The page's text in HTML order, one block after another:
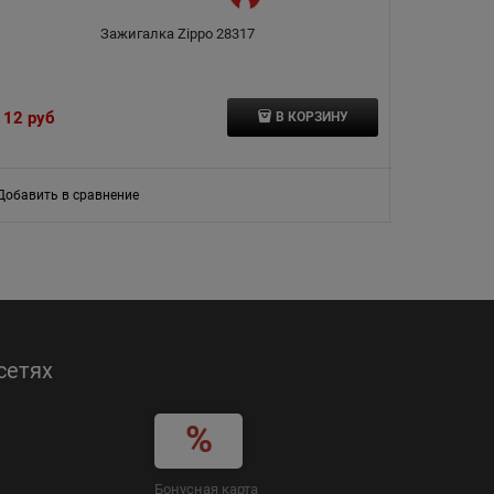
Зажигалка Zippo 28317
руб В КОРЗИНУ
в сравнение
Бонусная карта